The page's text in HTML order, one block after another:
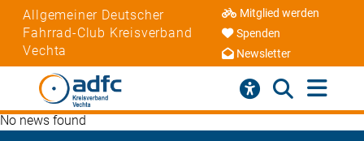
Allgemeiner Deutscher
Fahrrad-Club Kreisverband
Vechta
Mitglied werden
Spenden
Newsletter
No news found